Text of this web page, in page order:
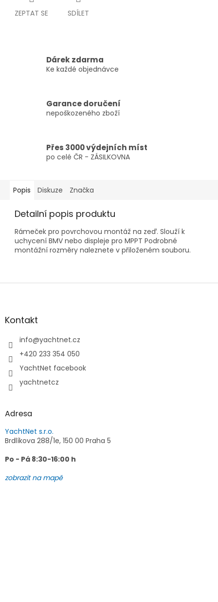
ZEPTAT SE SDÍLET
Dárek zdarma
Ke každé objednávce
Garance doručení
nepoškozeného zboží
Přes 3000 výdejních míst
po celé ČR - ZÁSILKOVNA
Popis Diskuze Značka
Detailní popis produktu
Rámeček pro povrchovou montáž na zeď. Slouží k
uchycení BMV nebo displeje pro MPPT Podrobné
montážní rozměry naleznete v přiloženém souboru.
Z
aKontakt
info@yachtnet.cz
+420 233 354 050
YachtNet facebook
yachtnetcz
Adresa
YachtNet s.r.o.
Brdlíkova 288/1e, 150 00 Praha 5
Po - Pá 8:30-16:00 h
zobrazit na mapě